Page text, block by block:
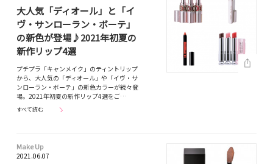
大人気「ディオール」と「イ
ヴ・サンローラン・ボーテ」
の新色が登場♪2021年初夏の
新作リップ4選
プチプラ「キャンメイク」のティントリップ
から、大人気の「ディオール」や「イヴ・サ
ンローラン・ボーテ」の新色カラーが続々登
場。2021年初夏の新作リップ4選をご…
すべて読む
Make Up
2021.06.07